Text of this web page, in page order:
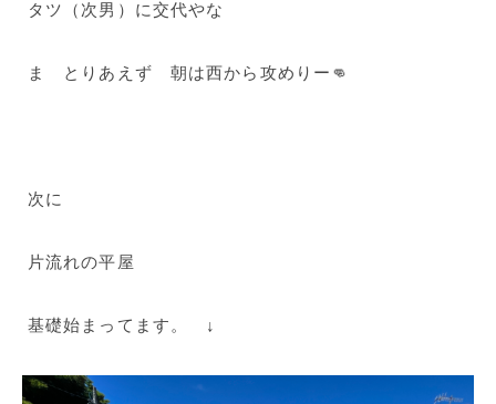
タツ（次男）に交代やな
ま とりあえず 朝は西から攻めりー👊
次に
片流れの平屋
基礎始まってます。 ↓